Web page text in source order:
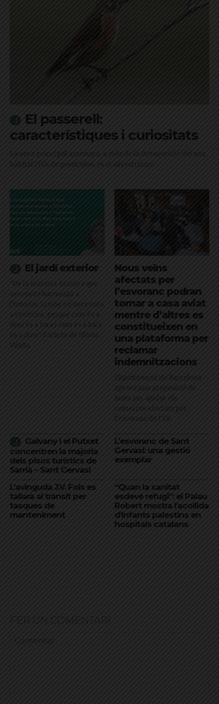
El passerell:
característiques i curiositats
La seva principal amenaça, a més de la desaparició del seu
hàbitat i l'ús de pesticides, és el silvestrisme
El jardí exterior
"De la mateixa manera que
necessito harmonia a
l’interior, també en necessito
a l’exterior, perquè com és a
dins és a fora i com és a fora
és a dins": l'article de Glòria
Vilalta
Nous veïns
afectats per
l’esvoranc podran
tornar a casa aviat
mentre d’altres es
constitueixen en
una plataforma per
reclamar
indemnitzacions
L’Ajuntament de Barcelona
aprova una proposició de
Junts per ajudar els
comerços afectats per
l'esvoranc de l'L9
Galvany i el Putxet
concentren la majoria
dels pisos turístics de
Sarrià – Sant Gervasi
L’esvoranc de Sant
Gervasi: una gestió
exemplar
L’avinguda J.V. Foix es
tallarà al trànsit per
tasques de
manteniment
“Quan la sanitat
esdevé refugi”: el Palau
Robert mostra l’acollida
d’infants palestins en
hospitals catalans
FER UN COMENTARI